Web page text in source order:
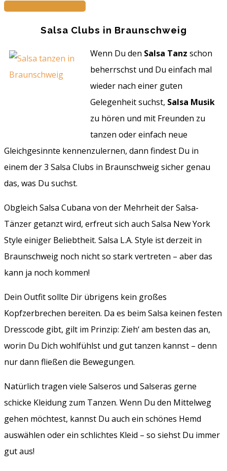
Salsa Clubs in Braunschweig
Wenn Du den Salsa Tanz schon
beherrschst und Du einfach mal
wieder nach einer guten
Gelegenheit suchst, Salsa Musik
zu hören und mit Freunden zu
tanzen oder einfach neue
Gleichgesinnte kennenzulernen, dann findest Du in
einem der 3 Salsa Clubs in Braunschweig sicher genau
das, was Du suchst.
Obgleich Salsa Cubana von der Mehrheit der Salsa-
Tänzer getanzt wird, erfreut sich auch Salsa New York
Style einiger Beliebtheit. Salsa L.A. Style ist derzeit in
Braunschweig noch nicht so stark vertreten – aber das
kann ja noch kommen!
Dein Outfit sollte Dir übrigens kein großes
Kopfzerbrechen bereiten. Da es beim Salsa keinen festen
Dresscode gibt, gilt im Prinzip: Zieh‘ am besten das an,
worin Du Dich wohlfühlst und gut tanzen kannst – denn
nur dann fließen die Bewegungen.
Natürlich tragen viele Salseros und Salseras gerne
schicke Kleidung zum Tanzen. Wenn Du den Mittelweg
gehen möchtest, kannst Du auch ein schönes Hemd
auswählen oder ein schlichtes Kleid – so siehst Du immer
gut aus!